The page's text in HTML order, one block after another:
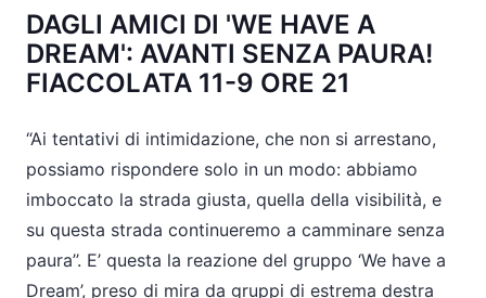
DAGLI AMICI DI 'WE HAVE A
DREAM': AVANTI SENZA PAURA!
FIACCOLATA 11-9 ORE 21
“Ai tentativi di intimidazione, che non si arrestano,
possiamo rispondere solo in un modo: abbiamo
imboccato la strada giusta, quella della visibilità, e
su questa strada continueremo a camminare senza
paura’’. E’ questa la reazione del gruppo ‘We have a
Dream’, preso di mira da gruppi di estrema destra